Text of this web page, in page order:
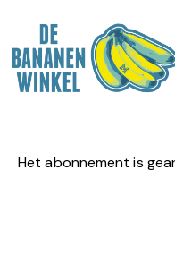
Het abonnement is